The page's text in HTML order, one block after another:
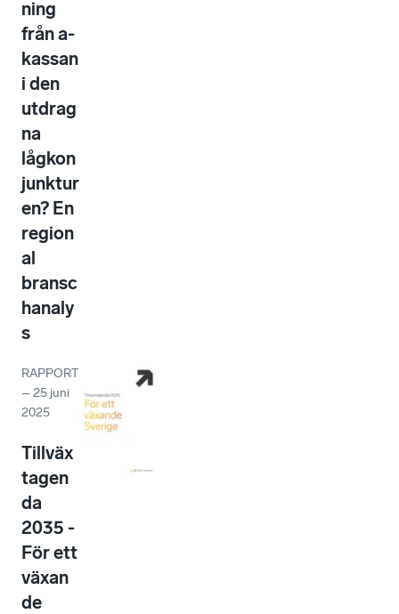
ning
från a-
kassan
i den
utdrag
na
lågkon
junktur
en? En
region
al
bransc
hanaly
s
RAPPORT
–25 juni
2025
Tillväx
tagen
da
2035 -
För ett
växan
de